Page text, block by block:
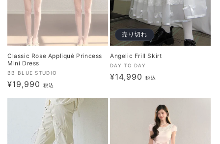
Classic Rose Appliqué Princess
Mini Dress
販
売
BB BLUE STUDIO
通
¥19,990 税込
売り切れ
Angelic Frill Skirt
販
売
DAY TO DAY
通
価
¥14,990 税込